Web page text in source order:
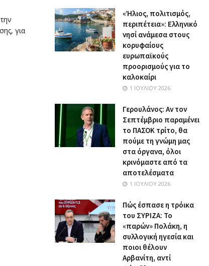
για
«Ήλιος, πολιτισμός,
περιπέτεια»: Ελληνικό
νησί ανάμεσα στους
κορυφαίους
ευρωπαϊκούς
προορισμούς για το
καλοκαίρι
1 ΙΟΥΛΊΟΥ 2026
Γερουλάνος: Αν τον
Σεπτέμβριο παραμένει
το ΠΑΣΟΚ τρίτο, θα
πούμε τη γνώμη μας
στα όργανα, όλοι
κρινόμαστε από τα
αποτελέσματα
1 ΙΟΥΛΊΟΥ 2026
Πώς έσπασε η τρόικα
του ΣΥΡΙΖΑ: Το
«παρών» Πολάκη, η
συλλογική ηγεσία και
ποιοι θέλουν
Αρβανίτη, αντί